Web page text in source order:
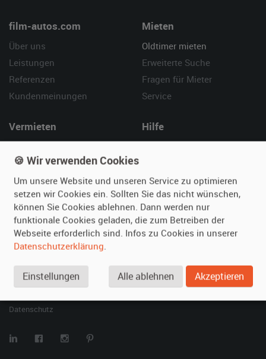
film-autos.com
Über uns
Leistungen
Referenzen
Kundenmeinungen
Mieten
Oldtimer mieten
Erweiterte Suche
Fragen für Mieter
Service
Vermieten
Fotos senden
Fragen für Vermieter
Inserat verwalten
Hilfe
Kontakt
SPECIAL
Berühmte Filmautos –
unsere Top 10 ...
Datenschutz
🍪 Wir verwenden Cookies
Um unsere Website und unseren Service zu optimieren
setzen wir Cookies ein. Sollten Sie das nicht wünschen,
können Sie Cookies ablehnen. Dann werden nur
funktionale Cookies geladen, die zum Betreiben der
Webseite erforderlich sind. Infos zu Cookies in unserer
Datenschutzerklärung.
Einstellungen Alle ablehnen Akzeptieren